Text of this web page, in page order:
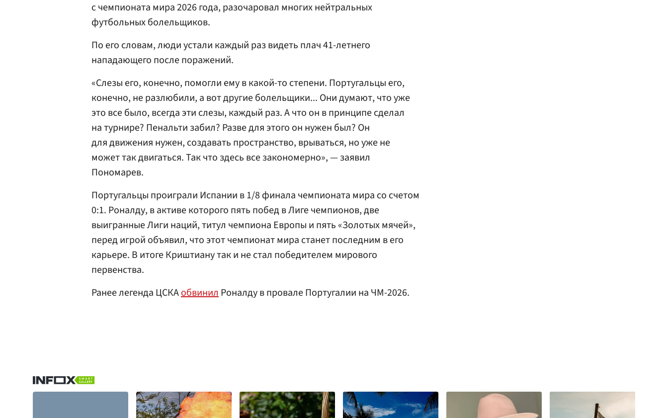
с чемпионата мира 2026 года, разочаровал многих нейтральных
футбольных болельщиков.
По его словам, люди устали каждый раз видеть плач 41-летнего
нападающего после поражений.
«Слезы его, конечно, помогли ему в какой-то степени. Португальцы его,
конечно, не разлюбили, а вот другие болельщики... Они думают, что уже
это все было, всегда эти слезы, каждый раз. А что он в принципе сделал
на турнире? Пенальти забил? Разве для этого он нужен был? Он
для движения нужен, создавать пространство, врываться, но уже не
может так двигаться. Так что здесь все закономерно», — заявил
Пономарев.
Португальцы проиграли Испании в 1/8 финала чемпионата мира со счетом
0:1. Роналду, в активе которого пять побед в Лиге чемпионов, две
выигранные Лиги наций, титул чемпиона Европы и пять «Золотых мячей»,
перед игрой объявил, что этот чемпионат мира станет последним в его
карьере. В итоге Криштиану так и не стал победителем мирового
первенства.
Ранее легенда ЦСКАобвинилРоналду в провале Португалии на ЧМ-2026.